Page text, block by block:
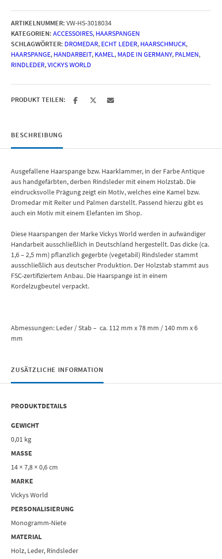
Haarspange
-
OX
Antique
Kamel
Menge
ARTIKELNUMMER: VW-HS-3018034
KATEGORIEN: ACCESSOIRES, HAARSPANGEN
SCHLAGWÖRTER: DROMEDAR, ECHT LEDER, HAARSCHMUCK,
HAARSPANGE, HANDARBEIT, KAMEL , MADE IN GERMANY, PALMEN,
RINDLEDER,VICKYS WORLD
PRODUKT TEILEN:
BESCHREIBUNG
Ausgefallene Haarspange bzw. Haarklammer, in der Farbe Antique
aus handgefärbten, derben Rindsleder mit einem Holzstab. Die
eindrucksvolle Prägung zeigt ein Motiv, welches eine Kamel bzw.
Dromedar mit Reiter und Palmen darstellt. Passend hierzu gibt es
auch ein Motiv mit einem Elefanten im Shop.
Diese Haarspangen der Marke Vickys World werden in aufwändiger
Handarbeit ausschließlich in Deutschland hergestellt. Das dicke (ca.
1,6 – 2,5 mm) pflanzlich gegerbte (vegetabil) Rindsleder stammt
ausschließlich aus deutscher Produktion. Der Holzstab stammt aus
FSC-zertifiziertem Anbau. Die Haarspange ist in einem
Kordelzugbeutel verpackt.
Abmessungen: Leder / Stab – ca. 112 mm x 78 mm / 140 mm x 6
mm
ZUSÄTZLICHE INFORMATION
PRODUKTDETAILS
GEWICHT
0,01 kg
MASSE
14 × 7,8 × 0,6 cm
MARKE
Vickys World
PERSONALISIERUNG
Monogramm-Niete
MATERIAL
Holz, Leder, Rindsleder